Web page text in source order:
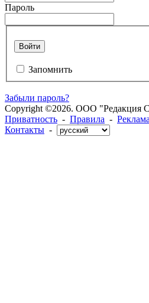
Пароль
Войти
Запомнить
Забыли пароль?
Copyright ©2026. ООО "Редакция
Приватность - Правила -
Контакты -